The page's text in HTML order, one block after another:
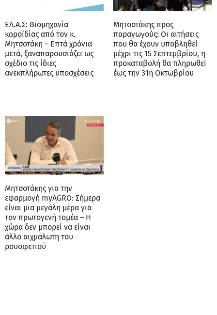
ΕΛ.Α.Σ: Βιομηχανία
κοροϊδίας από τον κ.
Μητσοτάκη – Επτά χρόνια
μετά, ξαναπαρουσιάζει ως
σχέδιο τις ίδιες
ανεκπλήρωτες υποσχέσεις
Μητσοτάκης προς
παραγωγούς: Οι αιτήσεις
που θα έχουν υποβληθεί
μέχρι τις 15 Σεπτεμβρίου, η
προκαταβολή θα πληρωθεί
έως την 31η Οκτωβρίου
Μητσοτάκης για την
εφαρμογή myAGRO: Σήμερα
είναι μια μεγάλη μέρα για
τον πρωτογενή τομέα – Η
χώρα δεν μπορεί να είναι
άλλο αιχμάλωτη του
ρουσφετιού